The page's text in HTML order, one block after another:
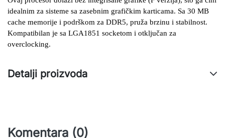
idealnim za sisteme sa zasebnim grafičkim karticama. Sa 30 MB
cache memorije i podrškom za DDR5, pruža brzinu i stabilnost.
Kompatibilan je sa LGA1851 socketom i otključan za
overclocking.
Detalji proizvoda
Komentara (0)